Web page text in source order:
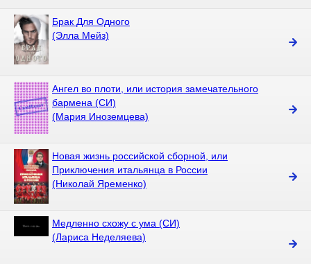
Брак Для Одного
(Элла Мейз)
Ангел во плоти, или история замечательного
бармена (СИ)
(Мария Иноземцева)
Новая жизнь российской сборной, или
Приключения итальянца в России
(Николай Яременко)
Медленно схожу с ума (СИ)
(Лариса Неделяева)